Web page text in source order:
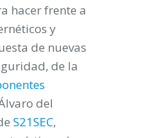
hacer frente a
y
de nuevas
de la
del
S21SEC,